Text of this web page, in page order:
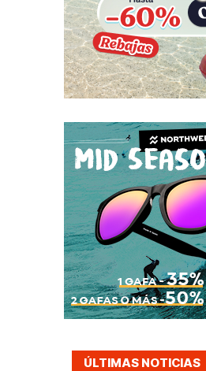
ÚLTIMAS NOTICIAS